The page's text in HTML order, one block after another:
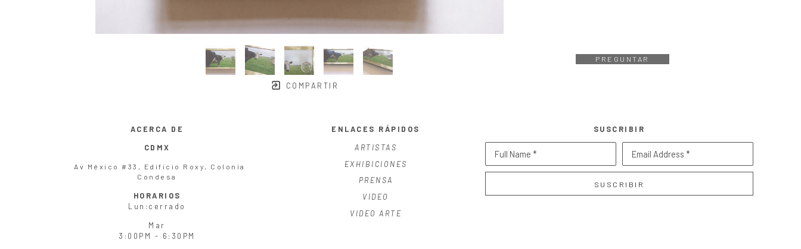
COMPARTIR
PREGUNTAR
ACERCA DE
CDMX
Av México #33, Edificio Roxy, Colonia
Condesa
HORARIOS
Lun :cerrado
Mar
3:00PM - 6:30PM
ENLACES RÁPIDOS
ARTISTAS
EXHIBICIONES
PRENSA
VIDEO
VIDEO ARTE
SUSCRIBIR
Full Name * Email Address *
SUSCRIBIR